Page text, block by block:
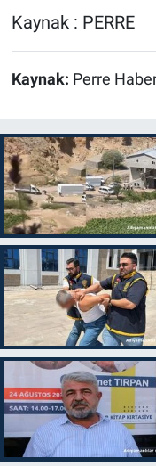
Kaynak : PERRE
Kaynak: Perre